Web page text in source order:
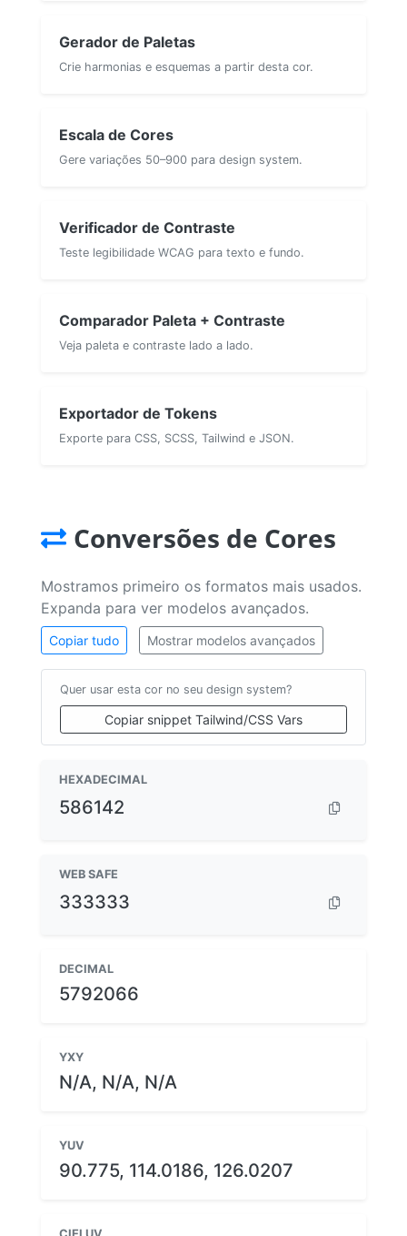
Gerador de Paletas
Crie harmonias e esquemas a partir desta cor.
Escala de Cores
Gere variações 50–900 para design system.
Verificador de Contraste
Teste legibilidade WCAG para texto e fundo.
Comparador Paleta + Contraste
Veja paleta e contraste lado a lado.
Exportador de Tokens
Exporte para CSS, SCSS, Tailwind e JSON.
Conversões de Cores
Mostramos primeiro os formatos mais usados.
Expanda para ver modelos avançados.
Copiar tudo Mostrar modelos avançados
Quer usar esta cor no seu design system?
Copiar snippet Tailwind/CSS Vars
HEXADECIMAL
586142
WEB SAFE
333333
DECIMAL
5792066
YXY
N/A, N/A, N/A
YUV
90.775, 114.0186, 126.0207
CIELUV